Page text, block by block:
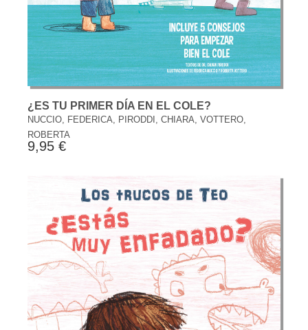
¿ES TU PRIMER DÍA EN EL COLE?
NUCCIO, FEDERICA, PIRODDI, CHIARA, VOTTERO,
ROBERTA
9,95 €